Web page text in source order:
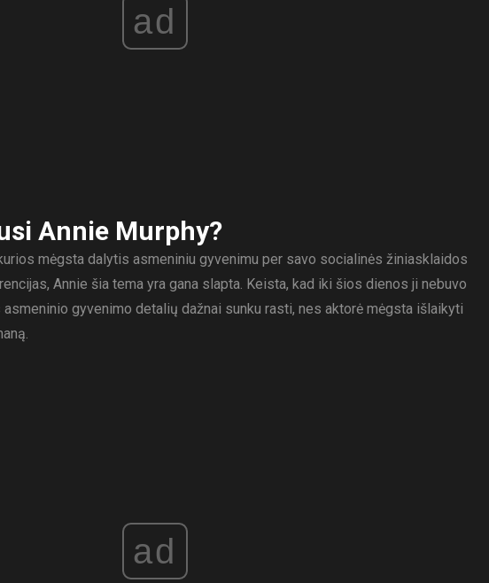
ad
Annie Murphy?
mėgsta dalytis asmeniniu gyvenimu per savo socialinės žiniasklaidos
Annie šia tema yra gana slapta. Keista, kad iki šios dienos ji nebuvo
gyvenimo detalių dažnai sunku rasti, nes aktorė mėgsta išlaikyti
ad